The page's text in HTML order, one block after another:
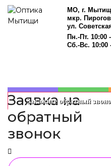
МО, г.
мкр.
ул.
Пн.-Пт. 10:00
Сб.-Вс. 10:00
Закажите обратный
Заявка на
обратный
звонок
ГЛАВНАЯ О НАС